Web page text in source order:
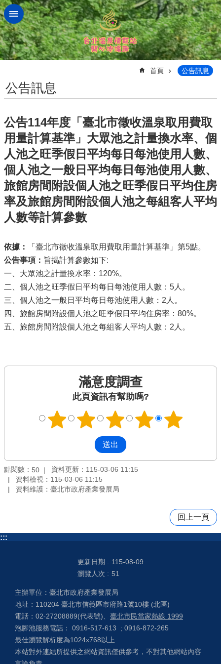
跳到主要內容區塊
首頁 公告訊息
公告訊息
公告114年度「臺北市徵收溫泉取用費取
用量計算基準」大眾池之計量換水率、個
人池之旺季假日平均每日每池使用人數、
個人池之一般日平均每日每池使用人數、
旅館房間附設個人池之旺季假日平均住房
率及旅館房間附設個人池之每組客人平均
人數等計算參數
依據：
「臺北市徵收溫泉取用費取用量計算基準」第5點。
公告事項： 旨揭計算參數如下:
一、大眾池之計量換水率：120%。
二、個人池之旺季假日平均每日每池使用人數：5人。
三、個人池之一般日平均每日每池使用人數：2人。
四、旅館房間附設個人池之旺季假日平均住房率：80%。
五、旅館房間附設個人池之每組客人平均人數：2人。
滿意度調查
此頁資訊有幫助嗎?
點閱數： 50
資料更新：115-03-06 11:15
資料檢視：115-03-06 11:15
資料維護：臺北市政府產業發展局
回上一頁
:::
更新日期
115-08-09
瀏覽人次
51
主辦單位：臺北市政府產業發展局
地址：110204 臺北市信義區市府路1號10樓 (北區)
電話：02-27208889(代表號)、 臺北市民當家熱線 1999
泡腳池服務電話： 0916-517-613 ; 0916-872-265
最佳瀏覽解析度為1024x768以上
本站對外連結所提供之網站資訊僅供參考，不對其他網站內容